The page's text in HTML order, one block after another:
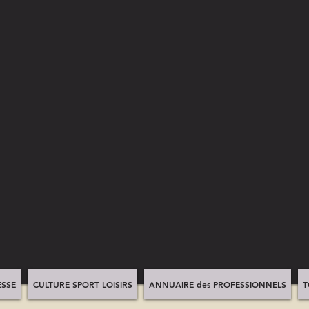
CULTURE SPORT LOISIRS ANNUAIRE des PROFESSIONNELS